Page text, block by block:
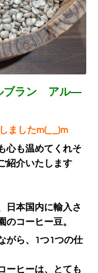
ブラン アル―
ましたm(__)m
心も温めてくれそ
紹介いたします
日本国内に輸入さ
のコーヒー豆。
がら、1つ1つの仕
ーヒーは、とても